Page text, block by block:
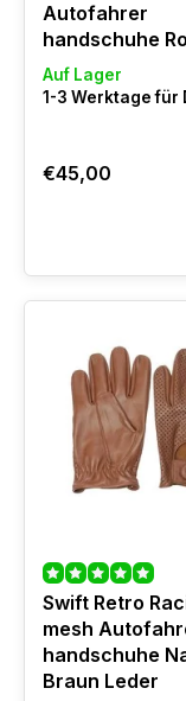
Autofahrer
handschuhe
Auf Lager
1-3 Werktage für
€45,00
Swift Retro
mesh
handschuhe
Braun Leder